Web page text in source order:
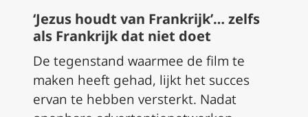
‘Jezus houdt van Frankrijk’… zelfs
als Frankrijk dat niet doet
De tegenstand waarmee de film te
maken heeft gehad, lijkt het succes
ervan te hebben versterkt. Nadat